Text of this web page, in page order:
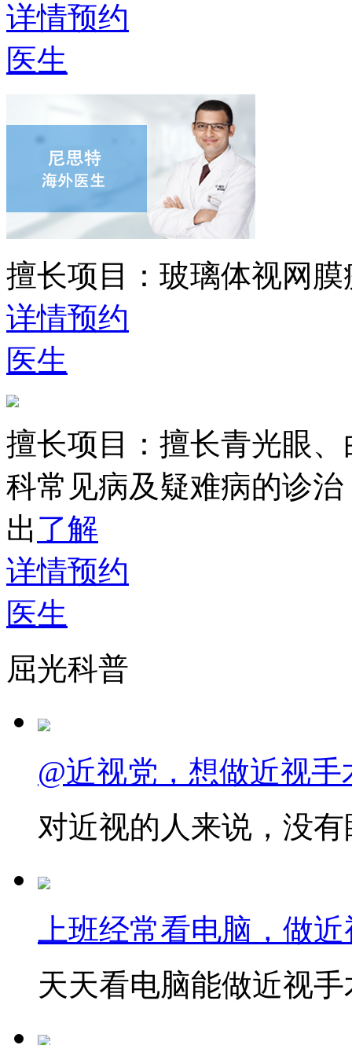
详情预约
医生
擅长项目： 玻璃体视网
详情预约
医生
擅长项目： 擅长青光眼
科常见病及疑难病的诊
出 了解
详情预约
医生
屈光科普
@近视党，想做近视
对近视的人来说，没
上班经常看电脑，做
天天看电脑能做近视